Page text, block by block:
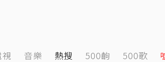
音樂 熱搜 500齣 500歌